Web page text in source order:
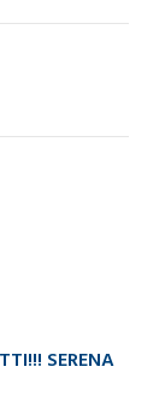
SERENA